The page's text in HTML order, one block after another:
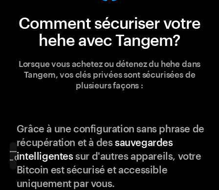
Comment sécuriser votre
hehe avec Tangem?
Lorsque vous achetez ou détenez du hehe dans
Tangem, vos clés privées sont sécurisées de
plusieurs façons :
Grâce à une configuration sans phrase de
récupération et à dessauvegardes
intelligentessur d'autres appareils, votre
Bitcoin est sécurisé et accessible
uniquement par vous.